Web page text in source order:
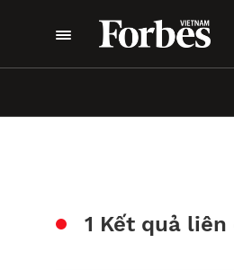
1 Kết quả